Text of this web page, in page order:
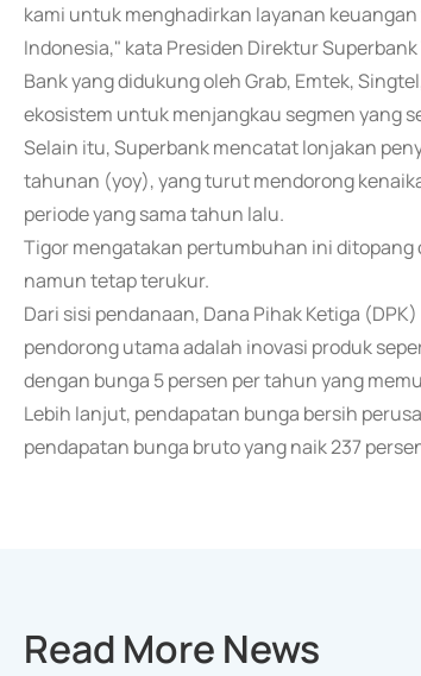
kami untuk menghadirkan layanan
Indonesia," kata Presiden Direktur
Bank yang didukung oleh Grab, Emtek,
ekosistem untuk menjangkau segmen yang
Selain itu, Superbank mencatat lonjakan
tahunan (yoy), yang turut mendorong
periode yang sama tahun lalu.
Tigor mengatakan pertumbuhan ini
namun tetap terukur.
Dari sisi pendanaan, Dana Pihak Ketiga
pendorong utama adalah inovasi produk
dengan bunga 5 persen per tahun yang
Lebih lanjut, pendapatan bunga bersih
pendapatan bunga bruto yang naik 237
Read More News